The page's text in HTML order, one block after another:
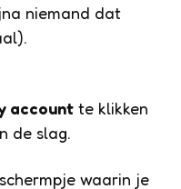
niemand dat
account te klikken
de slag.
waarin je